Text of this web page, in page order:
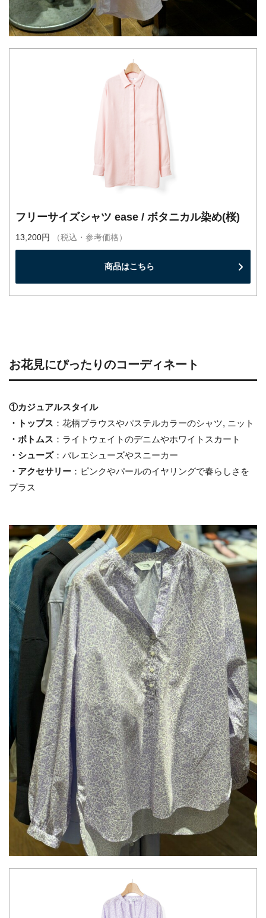
フリーサイズシャツ ease / ボタニカル染め(桜)
13,200円 （税込・参考価格）
商品はこちら
お花見にぴったりのコーディネート
①カジュアルスタイル
・トップス ：花柄ブラウスやパステルカラーのシャツ, ニット
・ボトムス ：ライトウェイトのデニムやホワイトスカート
・シューズ：バレエシューズやスニーカー
・アクセサリー ：ピンクやパールのイヤリングで春らしさを
プラス